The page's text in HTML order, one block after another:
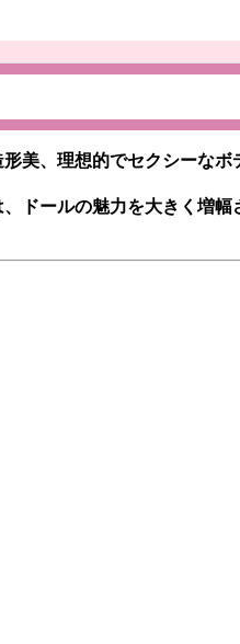
美、理想的でセクシーな
ドールの魅力を大きく増